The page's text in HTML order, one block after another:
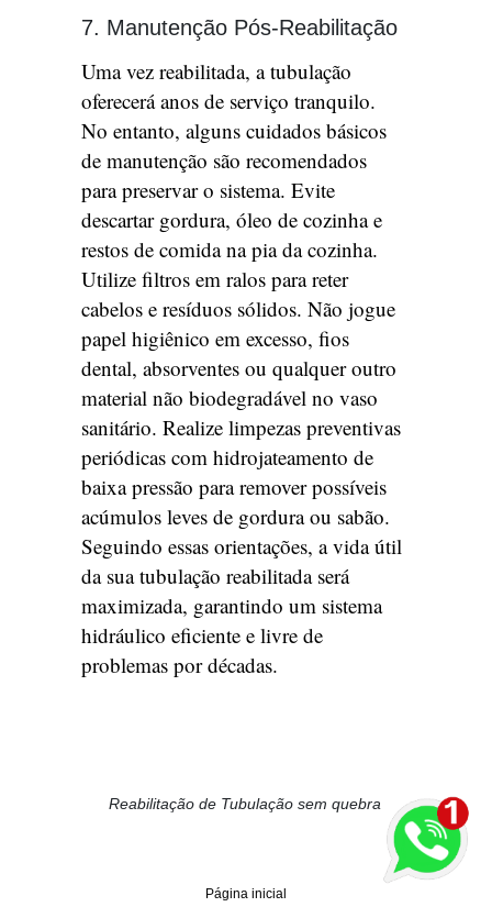
7. Manutenção Pós-Reabilitação
Uma vez reabilitada, a tubulação
oferecerá anos de serviço tranquilo.
No entanto, alguns cuidados básicos
de manutenção são recomendados
para preservar o sistema. Evite
descartar gordura, óleo de cozinha e
restos de comida na pia da cozinha.
Utilize filtros em ralos para reter
cabelos e resíduos sólidos. Não jogue
papel higiênico em excesso, fios
dental, absorventes ou qualquer outro
material não biodegradável no vaso
sanitário. Realize limpezas preventivas
periódicas com hidrojateamento de
baixa pressão para remover possíveis
acúmulos leves de gordura ou sabão.
Seguindo essas orientações, a vida útil
da sua tubulação reabilitada será
maximizada, garantindo um sistema
hidráulico eficiente e livre de
problemas por décadas.
Reabilitação de Tubulação sem quebra
Página inicial